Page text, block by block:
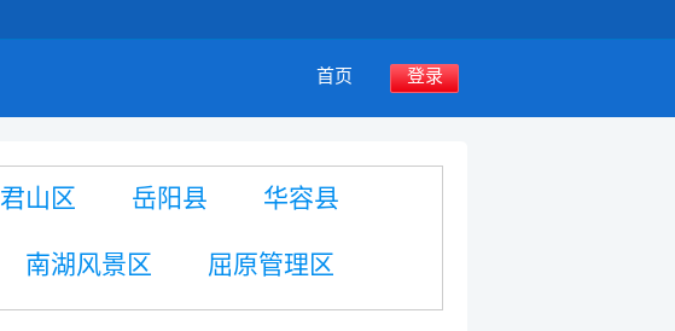
首页 登录
君山区 岳阳县 华容县
南湖风景区 屈原管理区